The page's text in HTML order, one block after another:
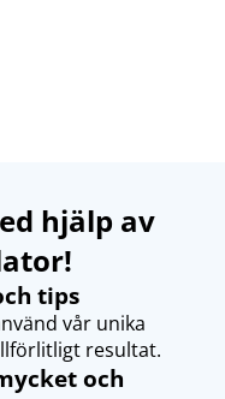
hjälp av
tips
vår unika
resultat.
och